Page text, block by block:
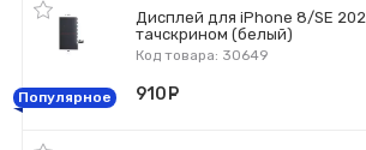
Дисплей для iPhone 8/SE
тачскрином (белый)
Код товара: 30649
Популярное 910